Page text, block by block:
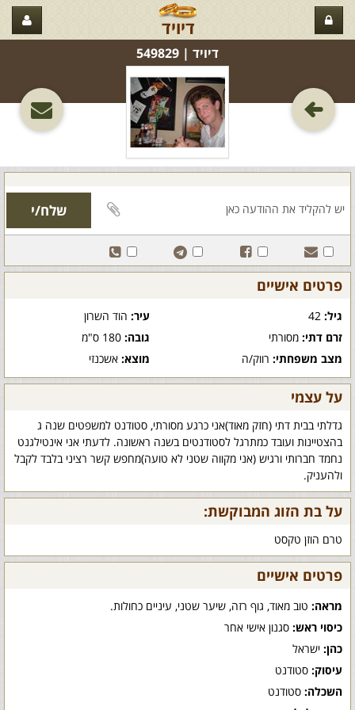
דיויד
דיויד‏ | 549829
פרטים אישיים
גיל: עיר:הוד השרון
זרם דתי: מסורתי גובה:180 ס"מ
מצב משפחתי: רווק/ה מוצא:אשכנזי
על עצמי
גדלתי בבית דתי (חזק מאוד)אני כרגע מסורתי, סטודנט למשפטים שנה ג
בהצטיינות ועובד כמתרגל לסטודנטים בשנה ראשונה. לדעתי אני אינטילגנט
נחמד חברותי ורגיש (אני מקווה שטני לא טועה)מחפש קשר רציני בלבד לקבל
ולהעניק.
על בת הזוג המבוקשת:
טרם הוזן טקסט
פרטים אישיים
מראה: טוב מאוד, גוף רזה, שיער שטני, עיניים כחולות.
כיסוי ראש: סגנון אישי אחר
כהן: ישראל
עיסוק: סטודנט
השכלה: סטודנט